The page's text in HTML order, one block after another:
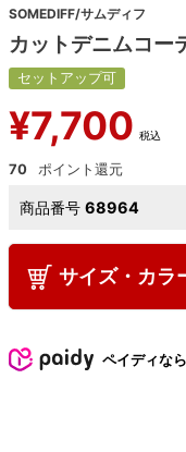
SOMEDIFF/サムディフ
カットデニムコー
セットアップ可
¥7,700 税込
70
商品番号 68964
サイズ・カラ
ペイディな